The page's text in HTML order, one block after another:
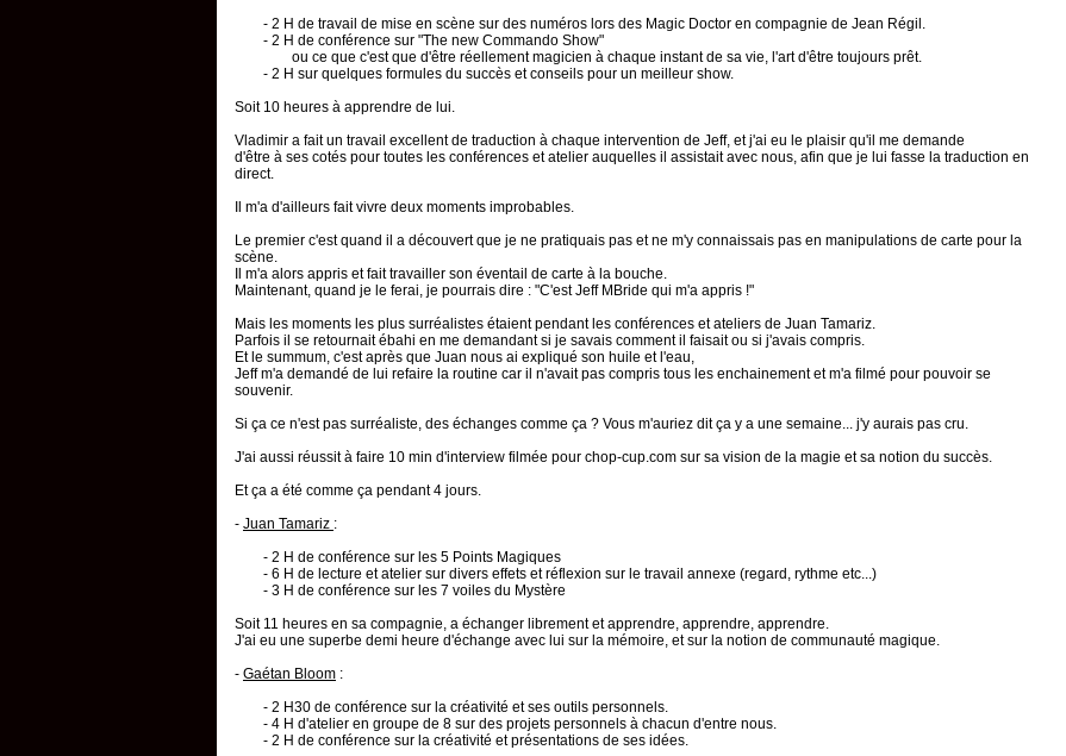
- 2 H de travail de mise en scène sur des numéros lors des Magic Doctor en compagnie de Jean Régil.
- 2 H de conférence sur "The new Commando Show"
ou ce que c'est que d'être réellement magicien à chaque instant de sa vie, l'art d'être toujours prêt.
- 2 H sur quelques formules du succès et conseils pour un meilleur show.
Soit 10 heures à apprendre de lui.
Vladimir a fait un travail excellent de traduction à chaque intervention de Jeff, et j'ai eu le plaisir qu'il me demande
d'être à ses cotés pour toutes les conférences et atelier auquelles il assistait avec nous, afin que je lui fasse la traduction en
direct.
Il m'a d'ailleurs fait vivre deux moments improbables.
Le premier c'est quand il a découvert que je ne pratiquais pas et ne m'y connaissais pas en manipulations de carte pour la
scène.
Il m'a alors appris et fait travailler son éventail de carte à la bouche.
Maintenant, quand je le ferai, je pourrais dire : "C'est Jeff MBride qui m'a appris !"
Mais les moments les plus surréalistes étaient pendant les conférences et ateliers de Juan Tamariz.
Parfois il se retournait ébahi en me demandant si je savais comment il faisait ou si j'avais compris.
Et le summum, c'est après que Juan nous ai expliqué son huile et l'eau,
Jeff m'a demandé de lui refaire la routine car il n'avait pas compris tous les enchainement et m'a filmé pour pouvoir se
souvenir.
Si ça ce n'est pas surréaliste, des échanges comme ça ? Vous m'auriez dit ça y a une semaine... j'y aurais pas cru.
J'ai aussi réussit à faire 10 min d'interview filmée pour chop-cup.com sur sa vision de la magie et sa notion du succès.
Et ça a été comme ça pendant 4 jours.
- Juan Tamariz :
- 2 H de conférence sur les 5 Points Magiques
- 6 H de lecture et atelier sur divers effets et réflexion sur le travail annexe (regard, rythme etc...)
- 3 H de conférence sur les 7 voiles du Mystère
Soit 11 heures en sa compagnie, a échanger librement et apprendre, apprendre, apprendre.
J'ai eu une superbe demi heure d'échange avec lui sur la mémoire, et sur la notion de communauté magique.
- Gaétan Bloom :
- 2 H30 de conférence sur la créativité et ses outils personnels.
- 4 H d'atelier en groupe de 8 sur des projets personnels à chacun d'entre nous.
- 2 H de conférence sur la créativité et présentations de ses idées.